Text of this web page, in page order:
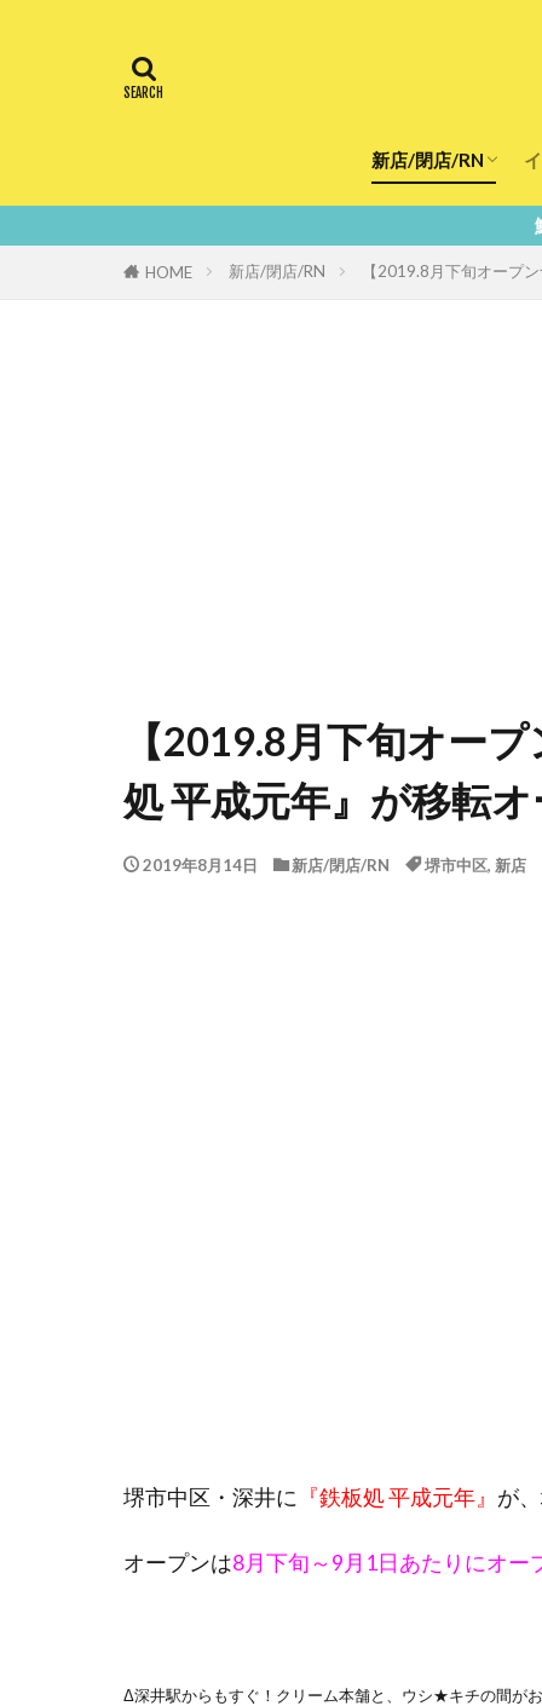
新店/閉店/RN
鮮度100％！
HOME 新店/閉店/RN 【2019.8月下旬オープ
【2019.8月下旬オー
処 平成元年』が移転
2019年8月14日 新店/閉店/RN 堺市中区, 新店
堺市中区・深井に 『鉄板処 平成元年』 が
オープンは8月下旬～9月1日あたりにオー
Δ深井駅からもすぐ！クリーム本舗と、ウシ★キチの間がお